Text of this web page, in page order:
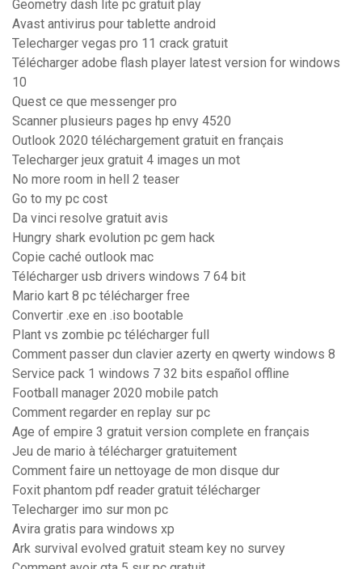
Geometry dash lite pc gratuit play
Avast antivirus pour tablette android
Telecharger vegas pro 11 crack gratuit
Télécharger adobe flash player latest version for windows
10
Quest ce que messenger pro
Scanner plusieurs pages hp envy 4520
Outlook 2020 téléchargement gratuit en français
Telecharger jeux gratuit 4 images un mot
No more room in hell 2 teaser
Go to my pc cost
Da vinci resolve gratuit avis
Hungry shark evolution pc gem hack
Copie caché outlook mac
Télécharger usb drivers windows 7 64 bit
Mario kart 8 pc télécharger free
Convertir .exe en .iso bootable
Plant vs zombie pc télécharger full
Comment passer dun clavier azerty en qwerty windows 8
Service pack 1 windows 7 32 bits español offline
Football manager 2020 mobile patch
Comment regarder en replay sur pc
Age of empire 3 gratuit version complete en français
Jeu de mario à télécharger gratuitement
Comment faire un nettoyage de mon disque dur
Foxit phantom pdf reader gratuit télécharger
Telecharger imo sur mon pc
Avira gratis para windows xp
Ark survival evolved gratuit steam key no survey